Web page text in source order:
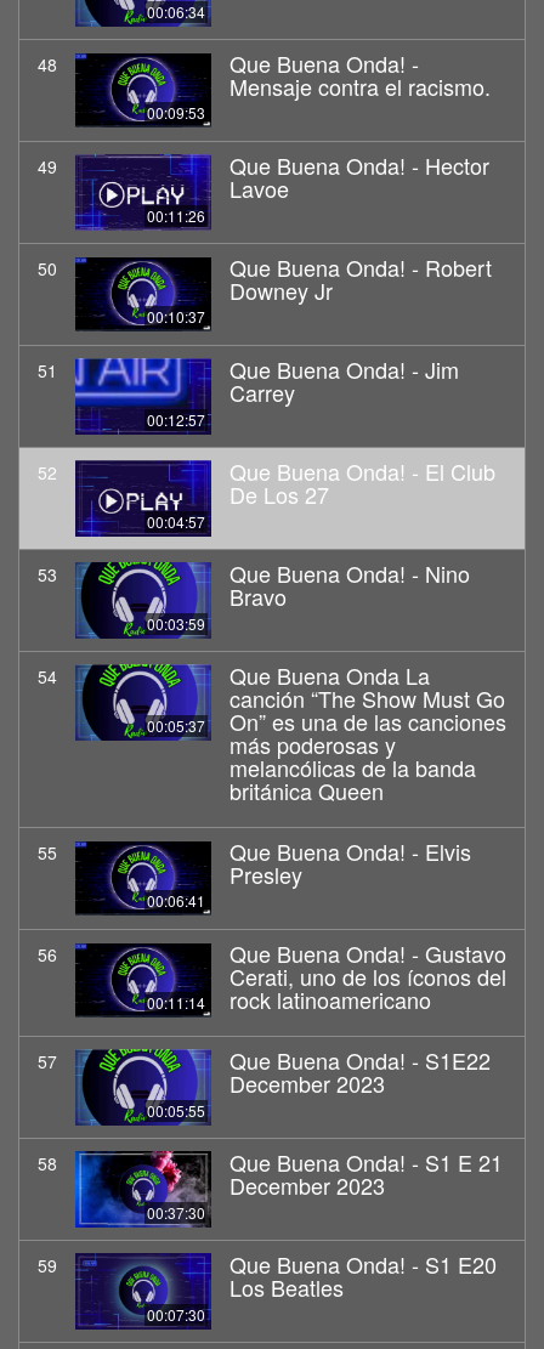
00:06:34
48
00:09:53
Que Buena Onda! -
Mensaje contra el racismo.
49
00:11:26
Que Buena Onda! - Hector
Lavoe
50
00:10:37
Que Buena Onda! - Robert
Downey Jr
51
00:12:57
Que Buena Onda! - Jim
Carrey
52
00:04:57
Que Buena Onda! - El Club
De Los 27
53
00:03:59
Que Buena Onda! - Nino
Bravo
54
00:05:37
Que Buena Onda La
canción “The Show Must Go
On” es una de las canciones
más poderosas y
melancólicas de la banda
británica Queen
55
00:06:41
Que Buena Onda! - Elvis
Presley
56
00:11:14
Que Buena Onda! - Gustavo
Cerati, uno de los íconos del
rock latinoamericano
57
00:05:55
Que Buena Onda! - S1E22
December 2023
58
00:37:30
Que Buena Onda! - S1 E 21
December 2023
59
00:07:30
Que Buena Onda! - S1 E20
Los Beatles